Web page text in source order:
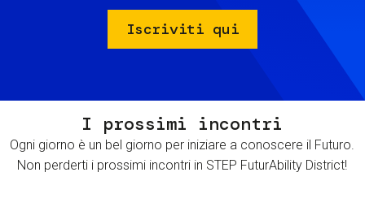
Iscriviti qui
I prossimi incontri
Ogni giorno è un bel giorno per iniziare a conoscere il Futuro.
Non perderti i prossimi incontri in STEP FuturAbility District!